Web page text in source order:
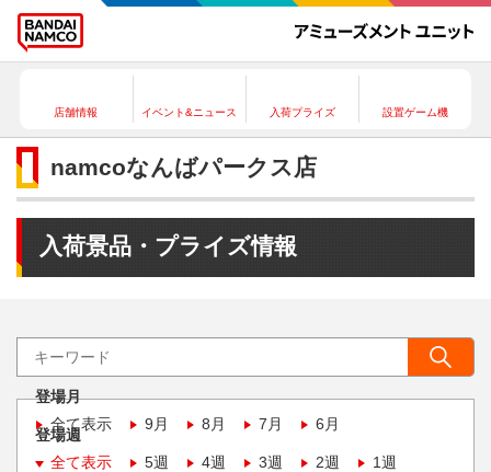
店舗情報 イベント&ニュース 入荷プライズ 設置ゲーム機
namcoなんばパークス店
入荷景品・プライズ情報
登場月
全て表示
9月 8月 7月 6月
登場週
全て表示
5週 4週 3週 2週 1週